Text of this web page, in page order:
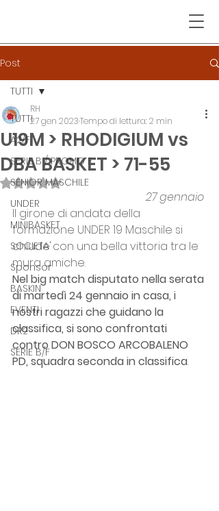
Post
TUTTI
A2/F
SERIE B / PROMO F
SENIOR MASCHILE
UNDER
MINIBASKET
SOCIETA'
Sponsor
BASKIN
EVENTI
DR2
SERIE B/F
TUTTI
U19M > RHODIGIUM vs
DBA BASKET > 71-55
RH
27 gen 2023Tempo di lettura: 2 min
Valutazione NaN stelle su 5.
27 gennaio
Il girone di andata della
formazione UNDER 19 Maschile si
chiude con una bella vittoria tra le
mura amiche.
Nel big match disputato nella serata
di martedì 24 gennaio in casa, i
nostri ragazzi che guidano la
classifica, si sono confrontati
contro DON BOSCO ARCOBALENO
PD, squadra seconda in classifica.